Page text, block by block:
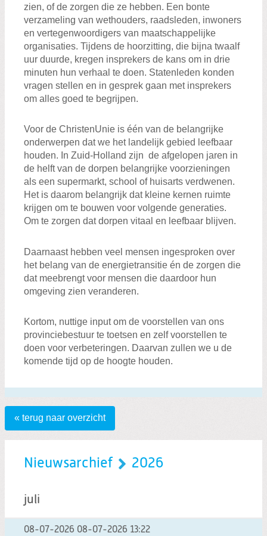
zien, of de zorgen die ze hebben. Een bonte
verzameling van wethouders, raadsleden, inwoners
en vertegenwoordigers van maatschappelijke
organisaties. Tijdens de hoorzitting, die bijna twaalf
uur duurde, kregen insprekers de kans om in drie
minuten hun verhaal te doen. Statenleden konden
vragen stellen en in gesprek gaan met insprekers
om alles goed te begrijpen.
Voor de ChristenUnie is één van de belangrijke
onderwerpen dat we het landelijk gebied leefbaar
houden. In Zuid-Holland zijn de afgelopen jaren in
de helft van de dorpen belangrijke voorzieningen
als een supermarkt, school of huisarts verdwenen.
Het is daarom belangrijk dat kleine kernen ruimte
krijgen om te bouwen voor volgende generaties.
Om te zorgen dat dorpen vitaal en leefbaar blijven.
Daarnaast hebben veel mensen ingesproken over
het belang van de energietransitie én de zorgen die
dat meebrengt voor mensen die daardoor hun
omgeving zien veranderen.
Kortom, nuttige input om de voorstellen van ons
provinciebestuur te toetsen en zelf voorstellen te
doen voor verbeteringen. Daarvan zullen we u de
komende tijd op de hoogte houden.
« terug naar overzicht
Nieuwsarchief 2026
juli
08-07-2026 08-07-2026 13:22